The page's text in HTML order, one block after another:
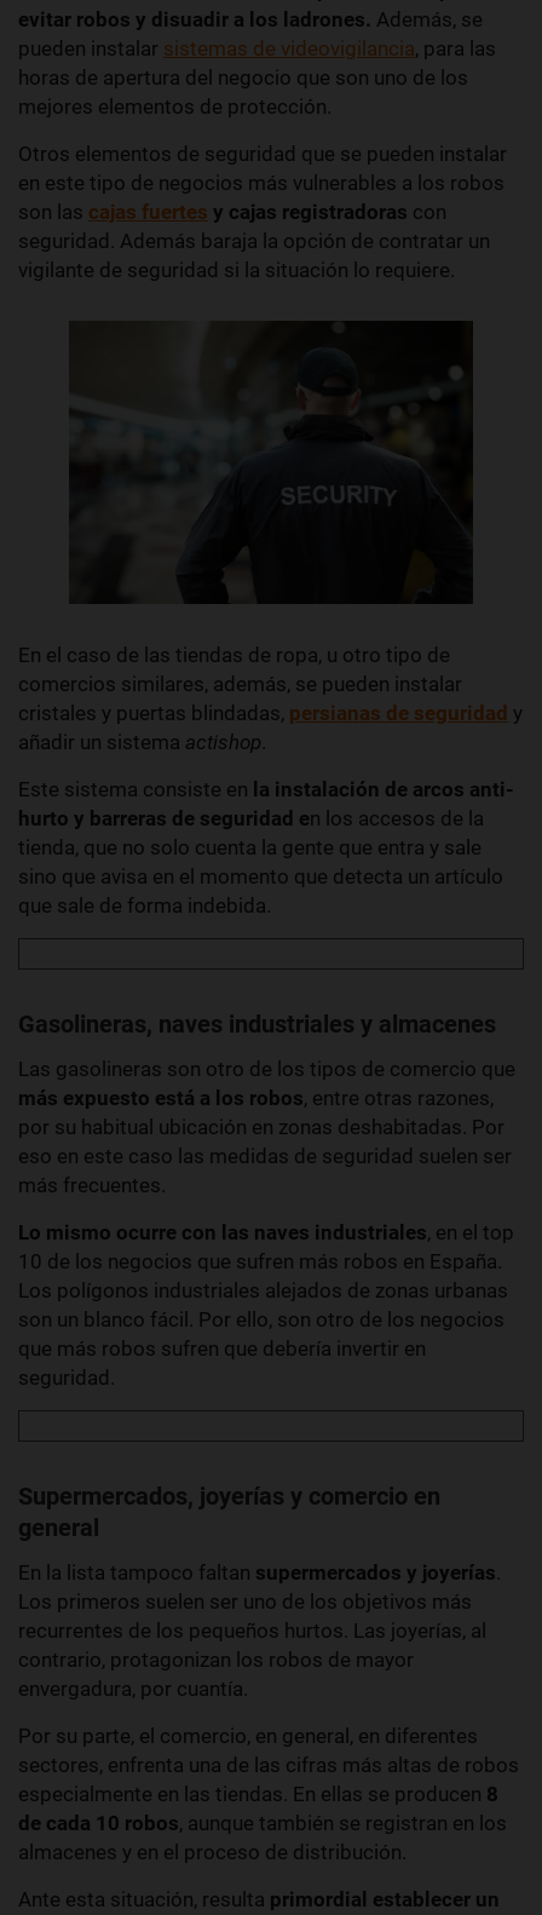
evitar robos y disuadir a los ladrones. Además, se
pueden instalar sistemas de videovigilancia, para las
horas de apertura del negocio que son uno de los
mejores elementos de protección.
Otros elementos de seguridad que se pueden instalar
en este tipo de negocios más vulnerables a los robos
son las cajas fuertes y cajas registradoras con
seguridad. Además baraja la opción de contratar un
vigilante de seguridad si la situación lo requiere.
En el caso de las tiendas de ropa, u otro tipo de
comercios similares, además, se pueden instalar
cristales y puertas blindadas, persianas de seguridad y
añadir un sistema actishop.
Este sistema consiste en la instalación de arcos anti-
hurto y barreras de seguridad en los accesos de la
tienda, que no solo cuenta la gente que entra y sale
sino que avisa en el momento que detecta un artículo
que sale de forma indebida.
Gasolineras, naves industriales y almacenes
Las gasolineras son otro de los tipos de comercio que
más expuesto está a los robos, entre otras razones,
por su habitual ubicación en zonas deshabitadas. Por
eso en este caso las medidas de seguridad suelen ser
más frecuentes.
Lo mismo ocurre con las naves industriales, en el top
10 de los negocios que sufren más robos en España.
Los polígonos industriales alejados de zonas urbanas
son un blanco fácil. Por ello, son otro de los negocios
que más robos sufren que debería invertir en
seguridad.
Supermercados, joyerías y comercio en
general
En la lista tampoco faltan supermercados y joyerías.
Los primeros suelen ser uno de los objetivos más
recurrentes de los pequeños hurtos. Las joyerías, al
contrario, protagonizan los robos de mayor
envergadura, por cuantía.
Por su parte, el comercio, en general, en diferentes
sectores, enfrenta una de las cifras más altas de robos
especialmente en las tiendas. En ellas se producen 8
de cada 10 robos, aunque también se registran en los
almacenes y en el proceso de distribución.
Ante esta situación, resulta primordial establecer un